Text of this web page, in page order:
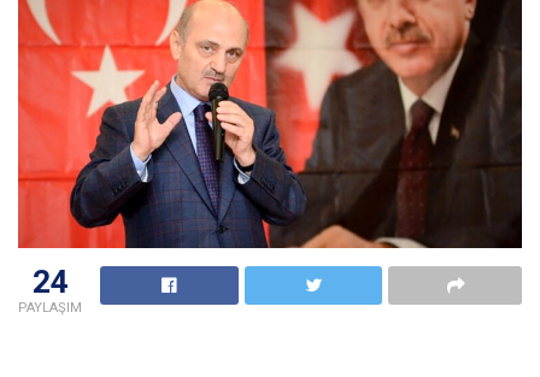
24
PAYLAŞIM